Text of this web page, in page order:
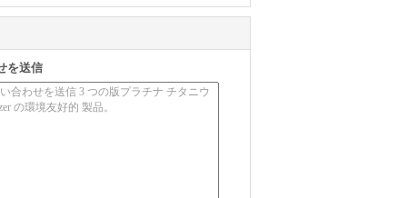
を送信